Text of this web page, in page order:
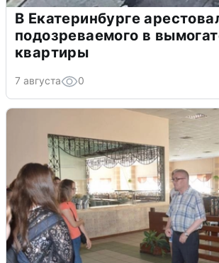
В Екатеринбурге
подозреваемого в
квартиры
7 августа 0